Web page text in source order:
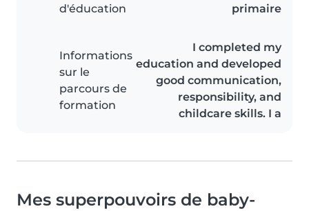
d'éducation
primaire
Informations
sur le
parcours de
formation
I completed my
education and developed
good communication,
responsibility, and
childcare skills. I a
Mes superpouvoirs de baby-